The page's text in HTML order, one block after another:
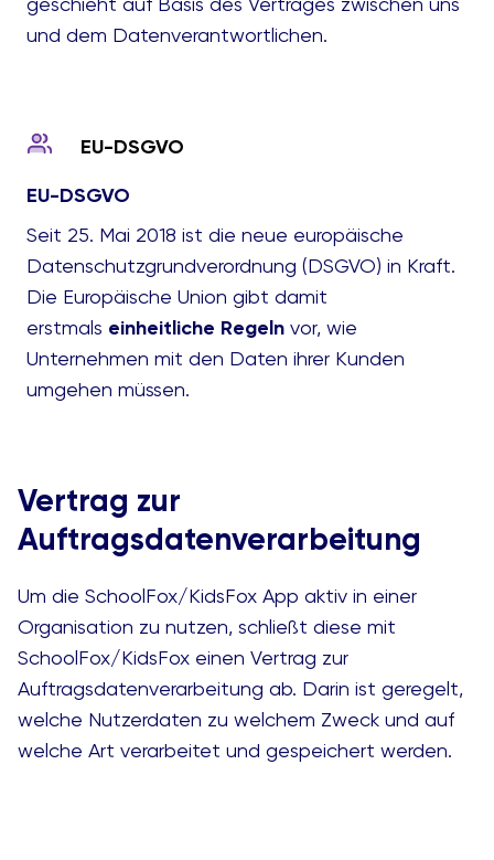
und dem Datenverantwortlichen.
EU-DSGVO
EU-DSGVO
Seit 25. Mai 2018 ist die neue europäische
Datenschutzgrundverordnung (DSGVO) in Kraft.
Die Europäische Union gibt damit
erstmals einheitliche Regelnvor, wie
Unternehmen mit den Daten ihrer Kunden
umgehen müssen.
Vertrag zur
Auftragsdatenverarbeitung
Um die SchoolFox/KidsFox App aktiv in einer
Organisation zu nutzen, schließt diese mit
SchoolFox/KidsFox einen Vertrag zur
Auftragsdatenverarbeitung ab. Darin ist geregelt,
welche Nutzerdaten zu welchem Zweck und auf
welche Art verarbeitet und gespeichert werden.